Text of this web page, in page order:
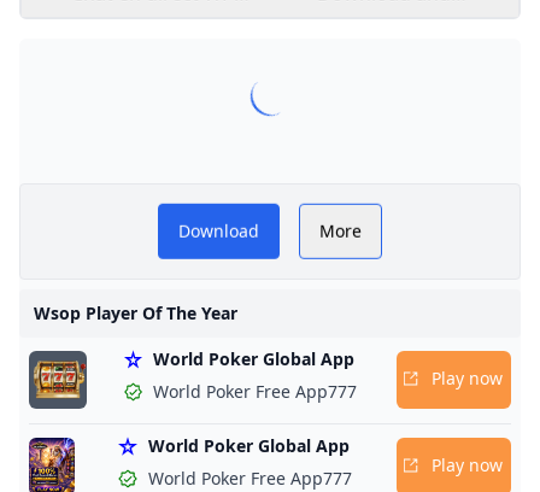
Global
install WPT Global
Download More
Wsop Player Of The Year
World Poker Global App
World Poker Free App777
Play now
World Poker Global App
World Poker Free App777
Play now